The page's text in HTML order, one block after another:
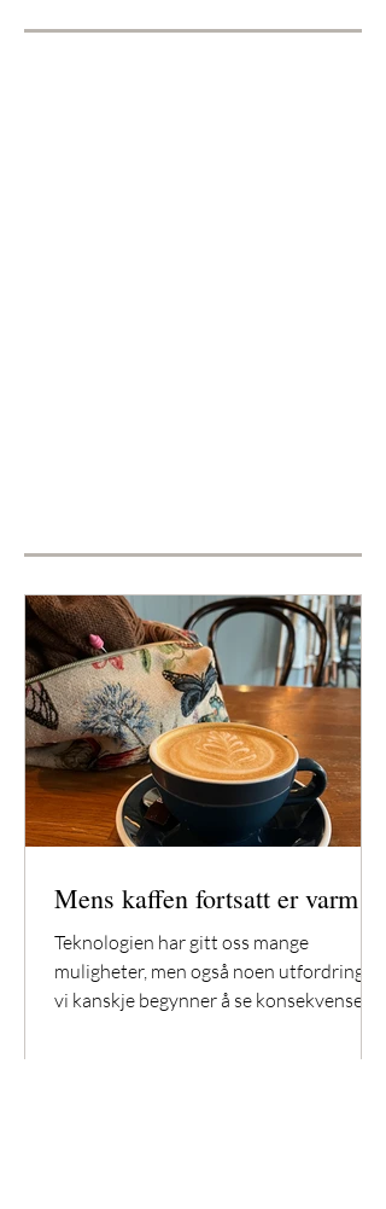
Mens kaffen fortsatt er varm
Teknologien har gitt oss mange
muligheter, men også noen utfordringer
vi kanskje begynner å se konsekvensene